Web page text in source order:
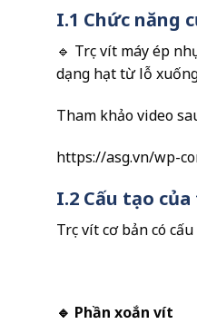
I.1 Chức năng
🔹 Trục vít máy ép
dạng hạt từ lỗ
Tham khảo video
https://asg.vn/wp-
I.2 Cấu tạo
Trục vít cơ bản có
🔹 Phần xoắn vít